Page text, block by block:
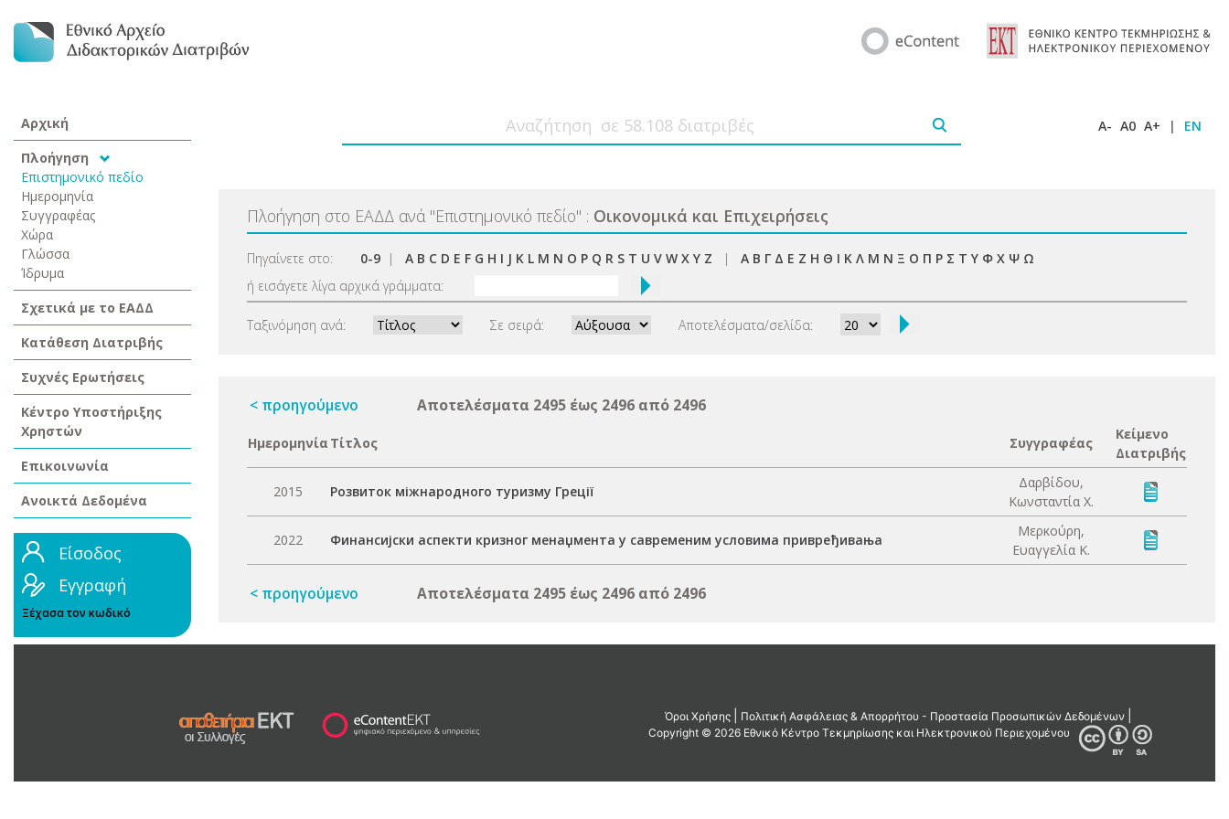
Αρχική
Πλοήγηση
Επιστημονικό πεδίο
Ημερομηνία
Συγγραφέας
Χώρα
Γλώσσα
Ίδρυμα
Σχετικά με το ΕΑΔΔ
Κατάθεση Διατριβής
Συχνές Ερωτήσεις
Κέντρο Υποστήριξης
Χρηστών
Επικοινωνία
Ανοικτά Δεδομένα
Είσοδος
Εγγραφή
Ξέχασα τον κωδικό
A- A0 A+ | EN
Πλοήγηση στο ΕΑΔΔ ανά "Επιστημονικό πεδίο" : Οικονομικά και Επιχειρήσεις
Πηγαίνετε στο: 0-9 | A B C D E F G H I J K L M N O P Q R S T U V W X Y Z | Α Β Γ Δ Ε Ζ Η Θ Ι Κ Λ Μ Ν Ξ Ο Π Ρ Σ Τ Υ Φ Χ Ψ Ω
ή εισάγετε λίγα αρχικά γράμματα:
Ταξινόμηση ανά: Σε σειρά: Αποτελέσματα/σελίδα:
< προηγούμενο Αποτελέσματα 2495 έως 2496 από 2496
Ημερομηνία Τίτλος Συγγραφέας
Κείμενο
Διατριβής
2015 Розвиток міжнародного туризму Греції
Δαρβίδου,
Κωνσταντία Χ.
2022 Финансијски аспекти кризног менаџмента у савременим условима привређивања
Μερκούρη,
Ευαγγελία Κ.
< προηγούμενο Αποτελέσματα 2495 έως 2496 από 2496